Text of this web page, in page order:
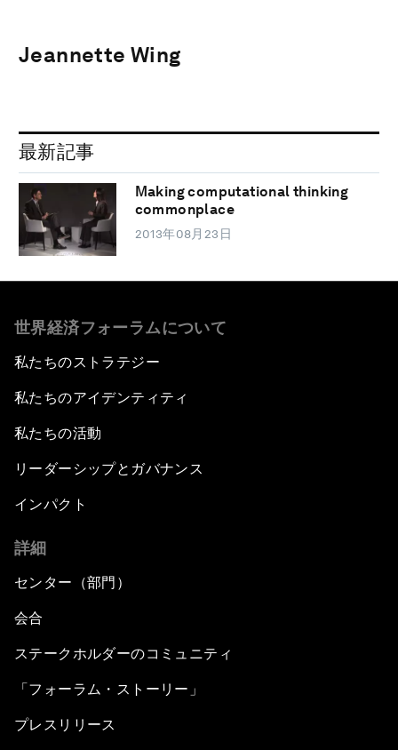
Jeannette Wing
最新記事
Making computational thinking
commonplace
2013年08月23日
世界経済フォーラムについて
私たちのストラテジー
私たちのアイデンティティ
私たちの活動
リーダーシップとガバナンス
インパクト
詳細
センター（部門）
会合
ステークホルダーのコミュニティ
「フォーラム・ストーリー」
プレスリリース